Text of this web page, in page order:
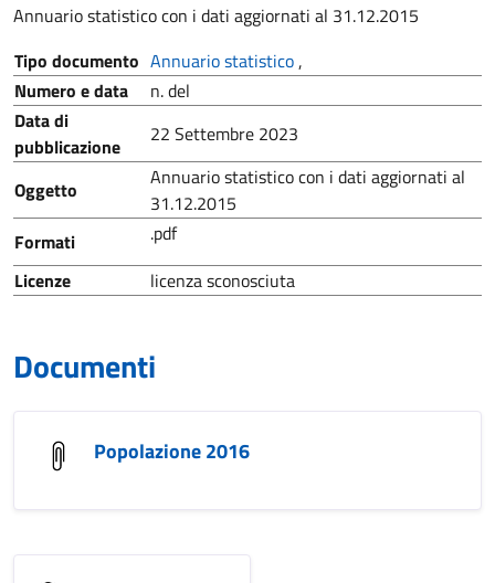
Annuario statistico con i dati aggiornati al 31.12.2015
Tipo documento Annuario statistico,
Numero e data
n. del
Data di
pubblicazione
22 Settembre 2023
Oggetto
Annuario statistico con i dati aggiornati al
31.12.2015
Formati
.pdf
Licenze
licenza sconosciuta
Documenti
Popolazione 2016